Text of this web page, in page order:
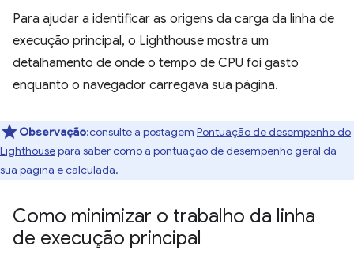
Para ajudar a identificar as origens da carga da linha de
execução principal, o Lighthouse mostra um
detalhamento de onde o tempo de CPU foi gasto
enquanto o navegador carregava sua página.
Observação:consulte a postagem Pontuação de desempenho do
Lighthousepara saber como a pontuação de desempenho geral da
sua página é calculada.
Como minimizar o trabalho da linha
de execução principal